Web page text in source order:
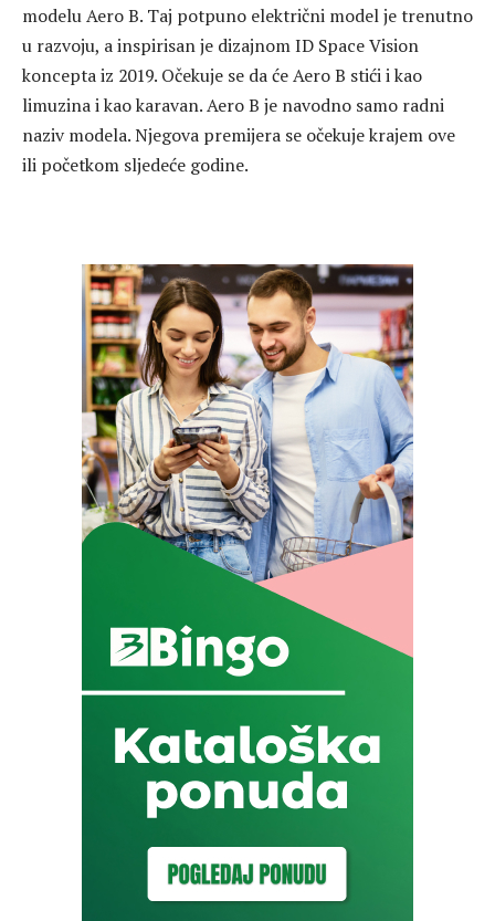
modelu Aero B. Taj potpuno električni model je trenutno
u razvoju, a inspirisan je dizajnom ID Space Vision
koncepta iz 2019. Očekuje se da će Aero B stići i kao
limuzina i kao karavan. Aero B je navodno samo radni
naziv modela. Njegova premijera se očekuje krajem ove
ili početkom sljedeće godine.